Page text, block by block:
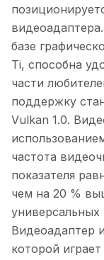
базе
Ti, способна
части
поддержку
Vulkan 1.0.
частота
показателя
чем на 20 %
универсальных
Видеоадаптер
которой